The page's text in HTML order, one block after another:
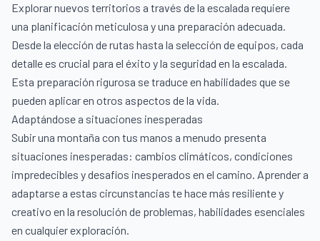
Explorar nuevos territorios a través de la escalada requiere
una planificación meticulosa y una preparación adecuada.
Desde la elección de rutas hasta la selección de equipos, cada
detalle es crucial para el éxito y la seguridad en la escalada.
Esta preparación rigurosa se traduce en habilidades que se
pueden aplicar en otros aspectos de la vida.
Adaptándose a situaciones inesperadas
Subir una montaña con tus manos a menudo presenta
situaciones inesperadas: cambios climáticos, condiciones
impredecibles y desafíos inesperados en el camino. Aprender a
adaptarse a estas circunstancias te hace más resiliente y
creativo en la resolución de problemas, habilidades esenciales
en cualquier exploración.